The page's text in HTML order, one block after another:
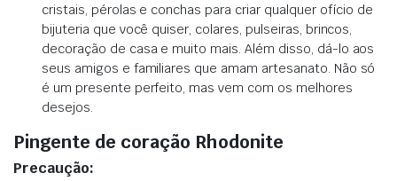
cristais, pérolas e conchas para criar qualquer ofício de
bijuteria que você quiser, colares, pulseiras, brincos,
decoração de casa e muito mais. Além disso, dá-lo aos
seus amigos e familiares que amam artesanato. Não só
é um presente perfeito, mas vem com os melhores
desejos.
Pingente de coração Rhodonite
Precaução: